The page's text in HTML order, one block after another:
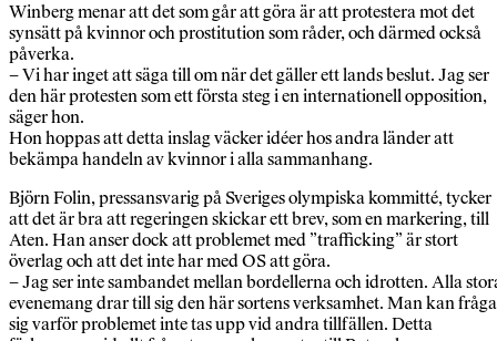
Winberg menar att det som går att göra är att protestera mot det
synsätt på kvinnor och prostitution som råder, och därmed också
påverka.
– Vi har inget att säga till om när det gäller ett lands beslut. Jag ser
den här protesten som ett första steg i en internationell opposition,
säger hon.
Hon hoppas att detta inslag väcker idéer hos andra länder att
bekämpa handeln av kvinnor i alla sammanhang.
Björn Folin, pressansvarig på Sveriges olympiska kommitté, tycker
att det är bra att regeringen skickar ett brev, som en markering, till
Aten. Han anser dock att problemet med ”trafficking” är stort
överlag och att det inte har med OS att göra.
– Jag ser inte sambandet mellan bordellerna och idrotten. Alla
evenemang drar till sig den här sortens verksamhet. Man kan fråga
sig varför problemet inte tas upp vid andra tillfällen. Detta